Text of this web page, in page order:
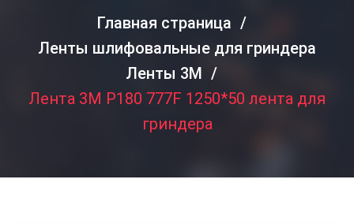
Главная страница
Ленты шлифовальные для гриндера
Ленты 3M
Лента 3M P180 777F 1250*50 лента для
гриндера